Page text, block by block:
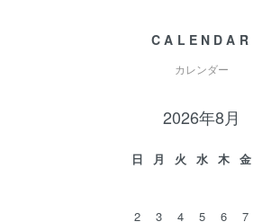
CALENDAR
カレンダー
2026年8月
日 月 火 水 木 金
2
3 4 5 6 7